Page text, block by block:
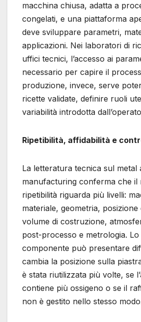
macchina chiusa, adatta a
congelati, e una piattaforma
deve sviluppare parametri,
applicazioni. Nei laboratori di
uffici tecnici, l’accesso ai
necessario per capire il
produzione, invece, serve
ricette validate, definire ruoli
variabilità introdotta
Ripetibilità, affidabilità e
La letteratura tecnica sul metal
manufacturing conferma che il
ripetibilità riguarda più livelli:
materiale, geometria,
volume di costruzione,
post-processo e metrologia. Lo
componente può presentare
cambia la posizione sulla
è stata riutilizzata più volte, se
contiene più ossigeno o se il
non è gestito nello stesso